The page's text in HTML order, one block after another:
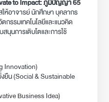
to Impact: ภูมิปัญญา 65
ให้อาจารย์ นักศึกษา บุคลากร
กรรมเทคโนโลยีและแนวคิด
นการเติบโตและการใช้
Innovation)
ยืน (Social & Sustainable
Business Idea)